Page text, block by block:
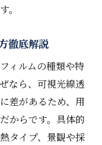
。
徹底解説
ィルムの種類や特
なら、可視光線透
差があるため、用
からです。具体的
タイプ、景観や採